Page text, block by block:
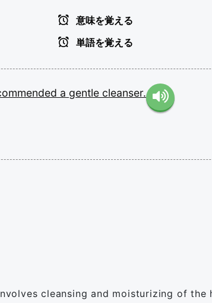
意味を覚える
単語を覚える
a gentle cleanser.
cleansing and moisturizing of